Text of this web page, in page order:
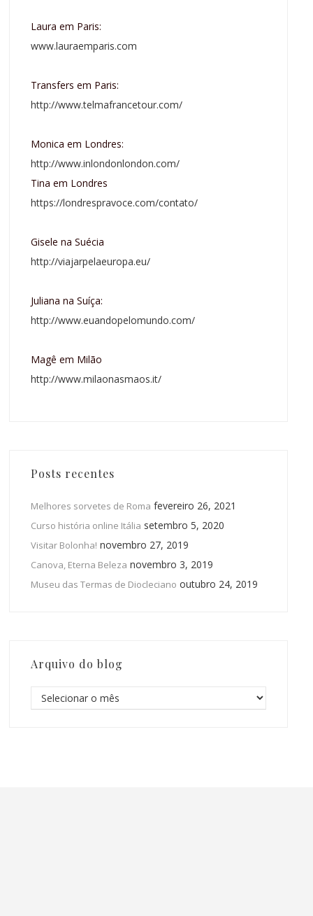
Laura em Paris:
www.lauraemparis.com
Transfers em Paris:
http://www.telmafrancetour.com/
Monica em Londres:
http://www.inlondonlondon.com/
Tina em Londres
https://londrespravoce.com/contato/
Gisele na Suécia
http://viajarpelaeuropa.eu/
Juliana na Suíça:
http://www.euandopelomundo.com/
Magê em Milão
http://www.milaonasmaos.it/
Posts recentes
Melhores sorvetes de Roma fevereiro 26, 2021
Curso história online Itália setembro 5, 2020
Visitar Bolonha! novembro 27, 2019
Canova, Eterna Beleza novembro 3, 2019
Museu das Termas de Diocleciano outubro 24, 2019
Arquivo do blog